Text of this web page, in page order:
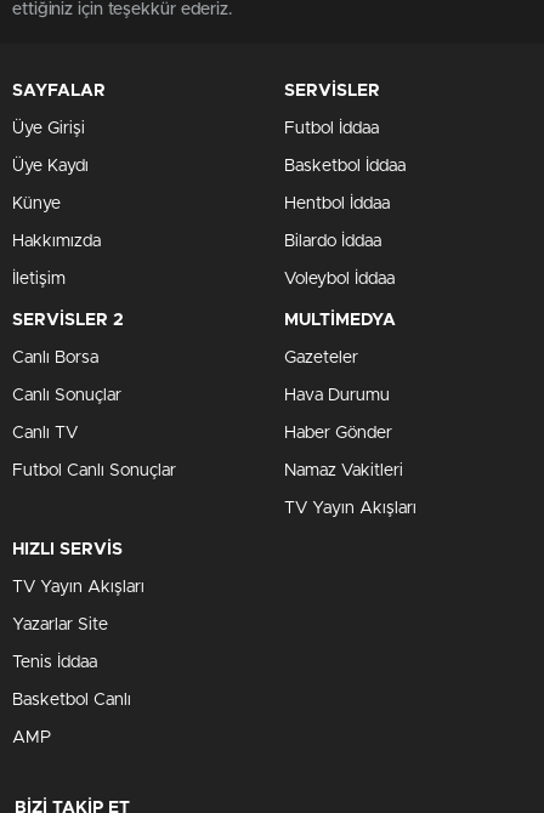
ettiğiniz için teşekkür ederiz.
SAYFALAR
Üye Girişi
Üye Kaydı
Künye
Hakkımızda
İletişim
SERVİSLER
Futbol İddaa
Basketbol İddaa
Hentbol İddaa
Bilardo İddaa
Voleybol İddaa
SERVİSLER 2
Canlı Borsa
Canlı Sonuçlar
Canlı TV
Futbol Canlı Sonuçlar
MULTİMEDYA
Gazeteler
Hava Durumu
Haber Gönder
Namaz Vakitleri
TV Yayın Akışları
HIZLI SERVİS
TV Yayın Akışları
Yazarlar Site
Tenis İddaa
Basketbol Canlı
AMP
BİZİ TAKİP ET